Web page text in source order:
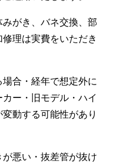
がき、バネ交換、部
理は実費をいただき
合・経年で想定外に
ー・旧モデル・ハイ
動する可能性があり
悪い・抜差管が抜け